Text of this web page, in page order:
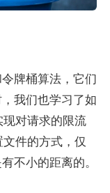
牌桶算法，它们
我们也学习了如
对请求的限流
件的方式，仅
不小的距离的。